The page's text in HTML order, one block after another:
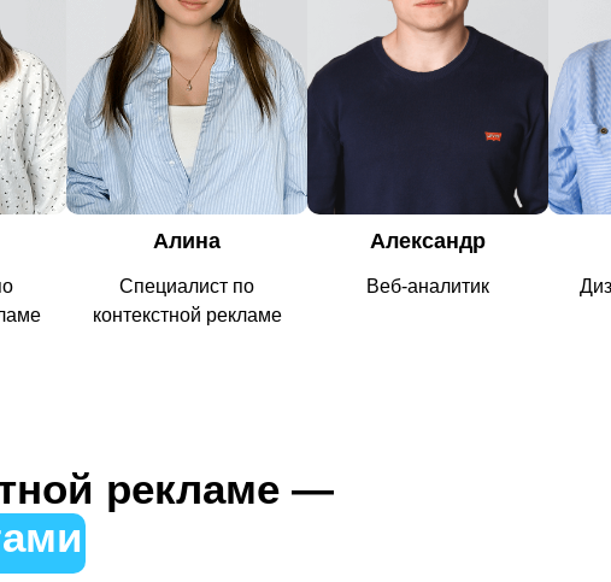
Александр
Веб-аналитик
Марина
Дизайнер баннеров UI/
рекламе —